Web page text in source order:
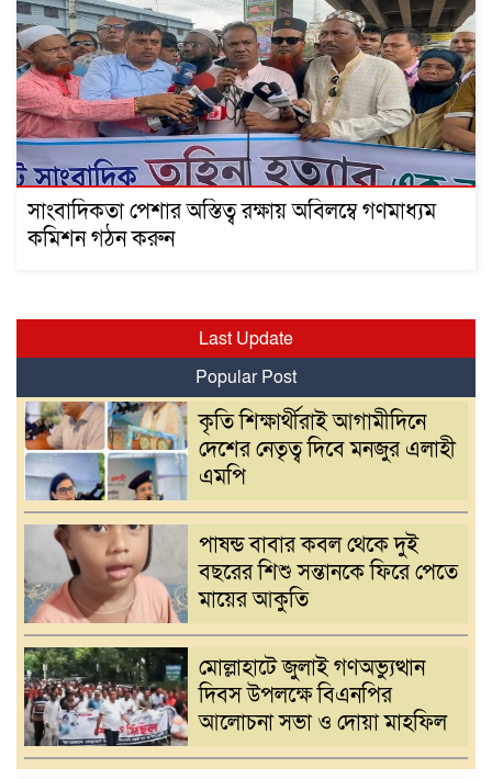
সাংবাদিকতা পেশার অস্তিত্ব রক্ষায় অবিলম্বে গণমাধ্যম
কমিশন গঠন করুন
Last Update
Popular Post
কৃতি শিক্ষার্থীরাই আগামীদিনে
দেশের নেতৃত্ব দিবে মনজুর এলাহী
এমপি
পাষন্ড বাবার কবল থেকে দুই
বছরের শিশু সন্তানকে ফিরে পেতে
মায়ের আকুতি
মোল্লাহাটে জুলাই গণঅভ্যুত্থান
দিবস উপলক্ষে বিএনপির
আলোচনা সভা ও দোয়া মাহফিল